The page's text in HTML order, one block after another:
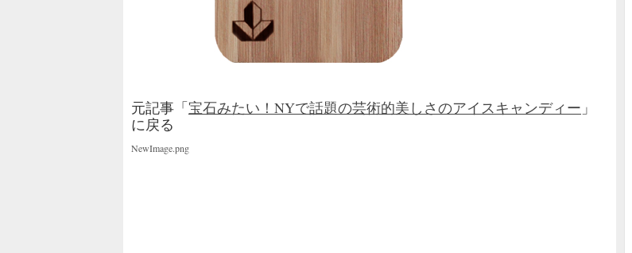
元記事「宝石みたい！NYで話題の芸術的美しさのアイスキャンディー 」
に戻る
NewImage.png